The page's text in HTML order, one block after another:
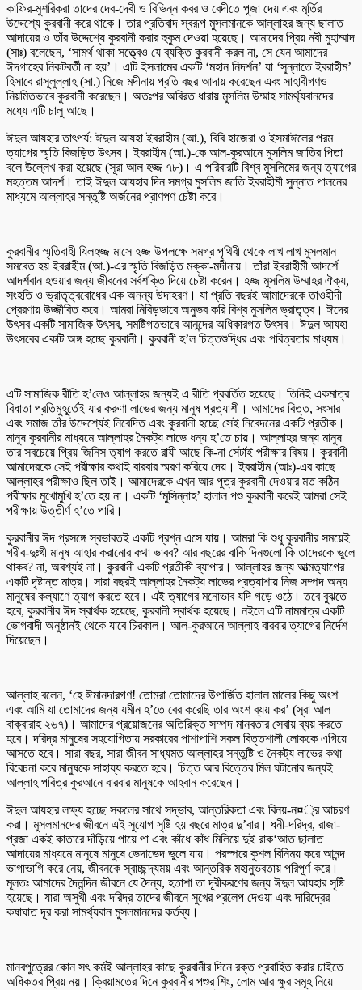
কাফির-মুশরিকরা তাদের দেব-দেবী ও বিভিন্ন কবর ও বেদীতে পূজা দেয় এবং মূর্তির
উদ্দেশ্যে কুরবানী করে থাকে। তার প্রতিবাদ স্বরূপ মুসলমানকে আল্লাহর জন্য ছালাত
আদায়ের ও তাঁর উদ্দেশ্যে কুরবানী করার হুকুম দেওয়া হয়েছে। আমাদের প্রিয় নবী মুহাম্মাদ
(সাঃ) বলেছেন, ‘সামর্থ থাকা সত্ত্বেও যে ব্যক্তি কুরবানী করল না, সে যেন আমাদের
ঈদগাহের নিকটবর্তী না হয়’। এটি ইসলামের একটি ‘মহান নিদর্শন’ যা ‘সুন্নাতে ইবরাহীম’
হিসাবে রাসূলুল্লাহ (সা.) নিজে মদীনায় প্রতি বছর আদায় করেছেন এবং সাহাবীগণও
নিয়মিতভাবে কুরবানী করেছেন। অতঃপর অবিরত ধারায় মুসলিম উম্মাহ সামর্থ্যবানদের
মধ্যে এটি চালু আছে।
ঈদুল আযহার তাৎপর্য: ঈদুল আযহা ইবরাহীম (আ.), বিবি হাজেরা ও ইসমাঈলের পরম
ত্যাগের স্মৃতি বিজড়িত উৎসব। ইবরাহীম (আ.)-কে আল-কুরআনে মুসলিম জাতির পিতা
বলে উল্লেখ করা হয়েছে (সূরা আল হজ্জ ৭৮)। এ পরিবারটি বিশ্ব মুসলিমের জন্য ত্যাগের
মহত্তম আদর্শ। তাই ঈদুল আযহার দিন সমগ্র মুসলিম জাতি ইবরাহীমী সুন্নাত পালনের
মাধ্যমে আল্লাহর সন্তুষ্টি অর্জনের প্রাণপণ চেষ্টা করে।
কুরবানীর স্মৃতিবাহী যিলহজ্জ মাসে হজ্জ উপলক্ষে সমগ্র পৃথিবী থেকে লাখ লাখ মুসলমান
সমবেত হয় ইবরাহীম (আ.)-এর স্মৃতি বিজড়িত মক্কা-মদীনায়। তাঁরা ইবরাহীমী আদর্শে
আদর্শবান হওয়ার জন্য জীবনের সর্বশক্তি দিয়ে চেষ্টা করেন। হজ্জ মুসলিম উম্মাহর ঐক্য,
সংহতি ও ভ্রাতৃত্ববোধের এক অনন্য উদাহরণ। যা প্রতি বছরই আমাদেরকে তাওহীদী
প্রেরণায় উজ্জীবিত করে। আমরা নিবিড়ভাবে অনুভব করি বিশ্ব মুসলিম ভ্রাতৃত্ব। ঈদের
উৎসব একটি সামাজিক উৎসব, সমষ্টিগতভাবে আনন্দের অধিকারগত উৎসব। ঈদুল আযহা
উৎসবের একটি অঙ্গ হচ্ছে কুরবানী। কুরবানী হ’ল চিত্তশুদ্ধির এবং পবিত্রতার মাধ্যম।
এটি সামাজিক রীতি হ’লেও আল্লাহর জন্যই এ রীতি প্রবর্তিত হয়েছে। তিনিই একমাত্র
বিধাতা প্রতিমুহূর্তেই যার করুণা লাভের জন্য মানুষ প্রত্যাশী। আমাদের বিত্ত, সংসার
এবং সমাজ তাঁর উদ্দেশ্যেই নিবেদিত এবং কুরবানী হচ্ছে সেই নিবেদনের একটি প্রতীক।
মানুষ কুরবানীর মাধ্যমে আল্লাহর নৈকট্য লাভে ধন্য হ’তে চায়। আল্লাহর জন্য মানুষ
তার সবচেয়ে প্রিয় জিনিস ত্যাগ করতে রাযী আছে কি-না সেটাই পরীক্ষার বিষয়। কুরবানী
আমাদেরকে সেই পরীক্ষার কথাই বারবার স্মরণ করিয়ে দেয়। ইবরাহীম (আঃ)-এর কাছে
আল্লাহর পরীক্ষাও ছিল তাই। আমাদেরকে এখন আর পুত্র কুরবানী দেওয়ার মত কঠিন
পরীক্ষার মুখোমুখি হ’তে হয় না। একটি ‘মুসিন্নাহ’ হালাল পশু কুরবানী করেই আমরা সেই
পরীক্ষায় উত্তীর্ণ হ’তে পারি।
কুরবানীর ঈদ প্রসঙ্গে স্বভাবতই একটি প্রশ্ন এসে যায়। আমরা কি শুধু কুরবানীর সময়েই
গরীব-দুঃখী মানুষ আহার করানোর কথা ভাবব? আর বছরের বাকি দিনগুলো কি তাদেরকে ভুলে
থাকব? না, অবশ্যই না। কুরবানী একটি প্রতীকী ব্যাপার। আল্লাহর জন্য আত্মত্যাগের
একটি দৃষ্টান্ত মাত্র। সারা বছরই আল্লাহর নৈকট্য লাভের প্রত্যাশায় নিজ সম্পদ অন্য
মানুষের কল্যাণে ত্যাগ করতে হবে। এই ত্যাগের মনোভাব যদি গড়ে ওঠে। তবে বুঝতে
হবে, কুরবানীর ঈদ স্বার্থক হয়েছে, কুরবানী স্বার্থক হয়েছে। নইলে এটি নামমাত্র একটি
ভোগবাদী অনুষ্ঠানই থেকে যাবে চিরকাল। আল-কুরআনে আল্লাহ বারবার ত্যাগের নির্দেশ
দিয়েছেন।
আল্লাহ বলেন, ‘হে ঈমানদারগণ! তোমরা তোমাদের উপার্জিত হালাল মালের কিছু অংশ
এবং আমি যা তোমাদের জন্য যমীন হ’তে বের করেছি তার অংশ ব্যয় কর’ (সূরা আল
বাক্বারাহ ২৬৭)। আমাদের প্রয়োজনের অতিরিক্ত সম্পদ মানবতার সেবায় ব্যয় করতে
হবে। দরিদ্র মানুষের সহযোগিতায় সরকারের পাশাপাশি সকল বিত্তশালী লোককে এগিয়ে
আসতে হবে। সারা বছর, সারা জীবন সাধ্যমত আল্লাহর সন্তুষ্টি ও নৈকট্য লাভের কথা
বিবেচনা করে মানুষকে সাহায্য করতে হবে। চিত্ত আর বিত্তের মিল ঘটানোর জন্যই
আল্লাহ পবিত্র কুরআনে বারবার মানুষকে আহবান করেছেন।
ঈদুল আযহার লক্ষ্য হচ্ছে সকলের সাথে সদ্ভাব, আন্তরিকতা এবং বিনয়-ন¤্র আচরণ
করা। মুসলমানদের জীবনে এই সুযোগ সৃষ্টি হয় বছরে মাত্র দু’বার। ধনী-দরিদ্র, রাজা-
প্রজা একই কাতারে দাঁড়িয়ে পায়ে পা এবং কাঁধে কাঁধ মিলিয়ে দুই রাক‘আত ছালাত
আদায়ের মাধ্যমে মানুষে মানুষে ভেদাভেদ ভুলে যায়। পরস্পরে কুশল বিনিময় করে আনন্দ
ভাগাভাগি করে নেয়, জীবনকে স্বাচ্ছন্দ্যময় এবং আন্তরিক মহানুভবতায় পরিপূর্ণ করে।
মূলতঃ আমাদের দৈনন্দিন জীবনে যে দৈন্য, হতাশা তা দূরীকরণের জন্য ঈদুল আযহার সৃষ্টি
হয়েছে। যারা অসুখী এবং দরিদ্র তাদের জীবনে সুখের প্রলেপ দেওয়া এবং দারিদ্রের
কষাঘাত দূর করা সামর্থ্যবান মুসলমানদের কর্তব্য।
মানবপুত্রের কোন সৎ কর্মই আল্লাহর কাছে কুরবানীর দিনে রক্ত প্রবাহিত করার চাইতে
অধিকতর প্রিয় নয়। ক্বিয়ামতের দিনে কুরবানীর পশুর শিং, লোম আর ক্ষুর সমূহ নিয়ে